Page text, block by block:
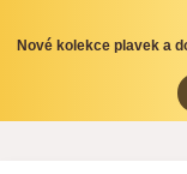
Nové kolekce plavek a